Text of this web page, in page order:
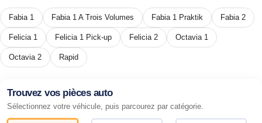
Fabia 1 Fabia 1 A Trois Volumes Fabia 1 Praktik Fabia 2
Felicia 1 Felicia 1 Pick-up Felicia 2 Octavia 1
Octavia 2 Rapid
Trouvez vos pièces auto
Sélectionnez votre véhicule, puis parcourez par catégorie.